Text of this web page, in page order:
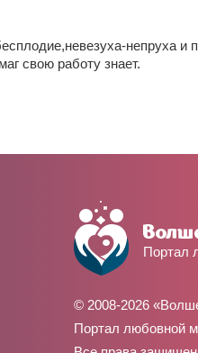
непруха и
свою работу знает.
Портал
© 2008-2026
Портал любовной